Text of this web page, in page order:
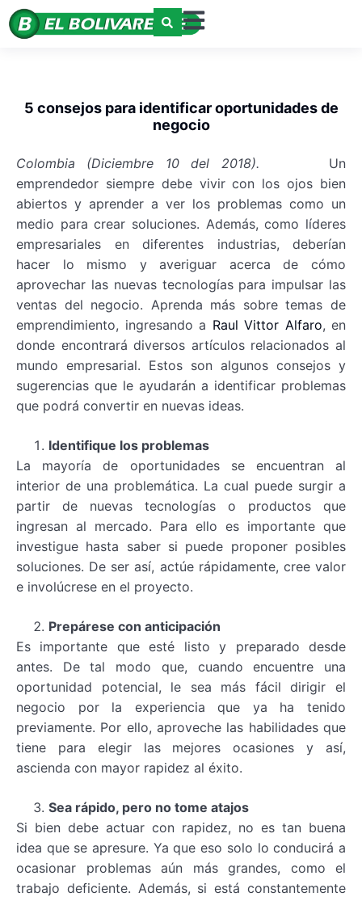
5 consejos para identificar oportunidades de
negocio
Colombia (Diciembre 10 del 2018). Un
emprendedor siempre debe vivir con los ojos bien
abiertos y aprender a ver los problemas como un
medio para crear soluciones. Además, como líderes
empresariales en diferentes industrias, deberían
hacer lo mismo y averiguar acerca de cómo
aprovechar las nuevas tecnologías para impulsar las
ventas del negocio. Aprenda más sobre temas de
emprendimiento, ingresando a Raul Vittor Alfaro, en
donde encontrará diversos artículos relacionados al
mundo empresarial. Estos son algunos consejos y
sugerencias que le ayudarán a identificar problemas
que podrá convertir en nuevas ideas.
Identifique los problemas
La mayoría de oportunidades se encuentran al
interior de una problemática. La cual puede surgir a
partir de nuevas tecnologías o productos que
ingresan al mercado. Para ello es importante que
investigue hasta saber si puede proponer posibles
soluciones. De ser así, actúe rápidamente, cree valor
e involúcrese en el proyecto.
Prepárese con anticipación
Es importante que esté listo y preparado desde
antes. De tal modo que, cuando encuentre una
oportunidad potencial, le sea más fácil dirigir el
negocio por la experiencia que ya ha tenido
previamente. Por ello, aproveche las habilidades que
tiene para elegir las mejores ocasiones y así,
ascienda con mayor rapidez al éxito.
Sea rápido, pero no tome atajos
Si bien debe actuar con rapidez, no es tan buena
idea que se apresure. Ya que eso solo lo conducirá a
ocasionar problemas aún más grandes, como el
trabajo deficiente. Además, si está constantemente